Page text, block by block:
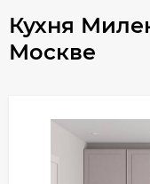
Кухня
Москве